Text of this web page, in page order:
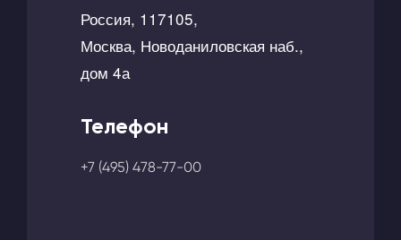
Россия, 117105,
Москва, Новоданиловская наб.,
дом 4а
Телефон
+7 (495) 478-77-00